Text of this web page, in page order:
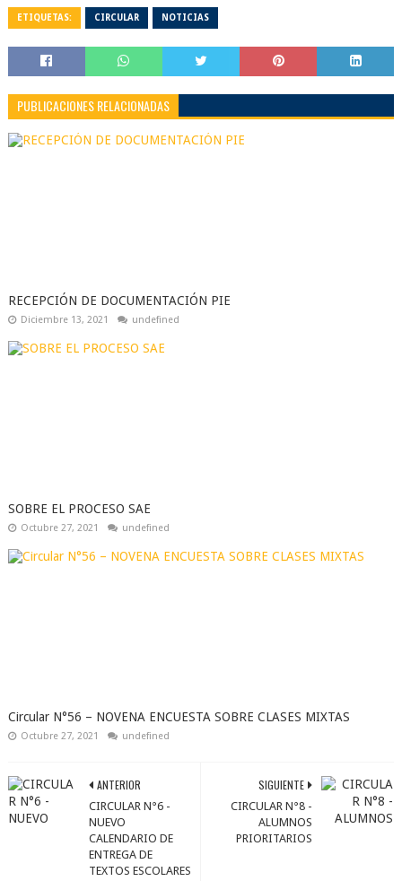
ETIQUETAS: CIRCULAR NOTICIAS
PUBLICACIONES RELACIONADAS
RECEPCIÓN DE DOCUMENTACIÓN PIE
Diciembre 13, 2021 undefined
SOBRE EL PROCESO SAE
Octubre 27, 2021 undefined
Circular N°56 – NOVENA ENCUESTA SOBRE CLASES MIXTAS
Octubre 27, 2021 undefined
SIGUIENTE
CIRCULAR N°8 -
ALUMNOS
PRIORITARIOS
ANTERIOR
CIRCULAR N°6 -
NUEVO
CALENDARIO DE
ENTREGA DE
TEXTOS ESCOLARES